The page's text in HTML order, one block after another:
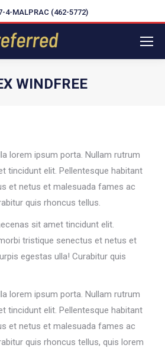
4-MALPRAC (462-5772)
WINDFREE
lorem ipsum porta. Nullam rutrum
tincidunt elit. Pellentesque habitant
et netus et malesuada fames ac
quis rhoncus tellus.
sit amet tincidunt elit.
tristique senectus et netus et
egestas ulla! Curabitur quis
lorem ipsum porta. Nullam rutrum
tincidunt elit. Pellentesque habitant
et netus et malesuada fames ac
quis rhoncus tellus, quis lorem